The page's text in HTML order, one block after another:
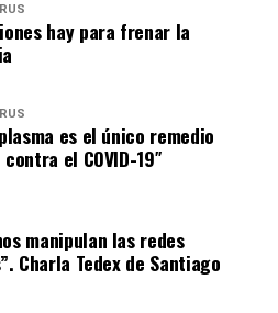
hay para frenar la
es el único remedio
el COVID-19″
manipulan las redes
Charla Tedex de Santiago